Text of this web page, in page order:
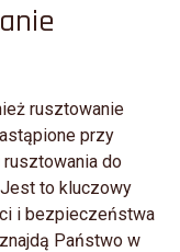
rusztowanie
przy
do
to kluczowy
i bezpieczeństwa
Państwo w